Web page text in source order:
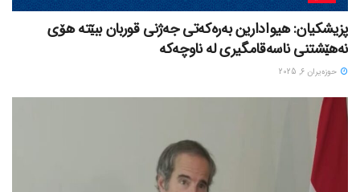
پزیشکیان: هیوادارین بەرەکەتی جەژنی قوربان ببێتە هۆی
نەهێشتنی ناسەقامگیری لە ناوچەکە
حوزه‌یران 6, 2025